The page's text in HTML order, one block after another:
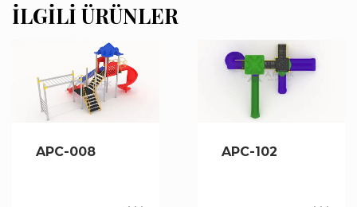
İLGILI ÜRÜNLER
APC-008 APC-102